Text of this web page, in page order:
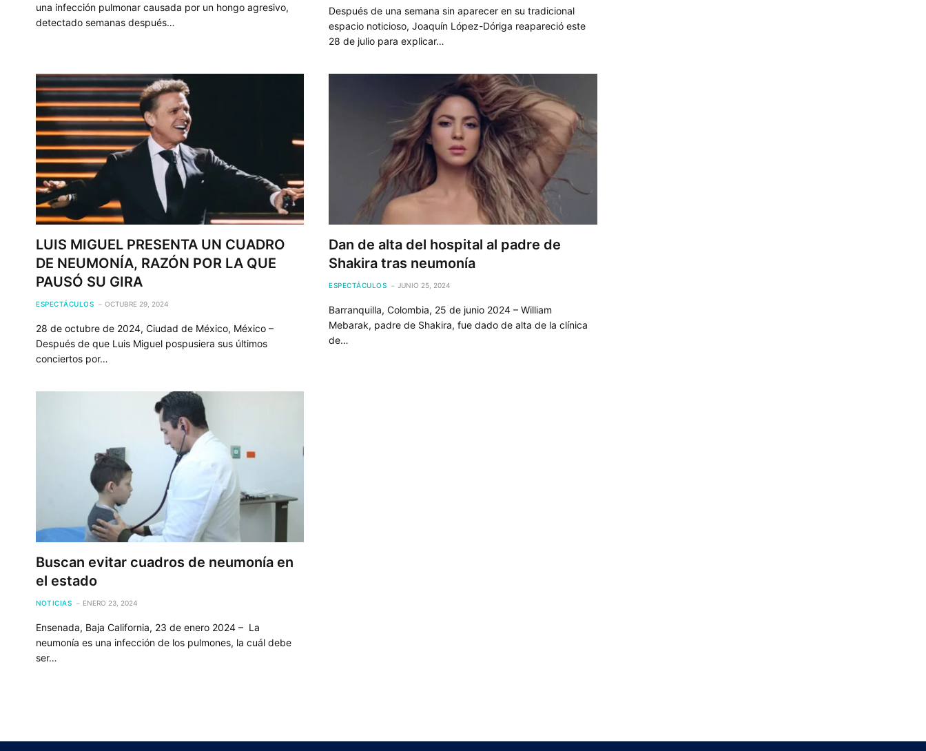
una infección pulmonar causada por un hongo agresivo,
detectado semanas después…
Después de una semana sin aparecer en su tradicional
espacio noticioso, Joaquín López-Dóriga reapareció este
28 de julio para explicar…
LUIS MIGUEL PRESENTA UN CUADRO
DE NEUMONÍA, RAZÓN POR LA QUE
PAUSÓ SU GIRA
ESPECTÁCULOS OCTUBRE 29, 2024
28 de octubre de 2024, Ciudad de México, México –
Después de que Luis Miguel pospusiera sus últimos
conciertos por…
Dan de alta del hospital al padre de
Shakira tras neumonía
ESPECTÁCULOS JUNIO 25, 2024
Barranquilla, Colombia, 25 de junio 2024 – William
Mebarak, padre de Shakira, fue dado de alta de la clínica
de…
Buscan evitar cuadros de neumonía en
el estado
NOTICIAS ENERO 23, 2024
Ensenada, Baja California, 23 de enero 2024 – La
neumonía es una infección de los pulmones, la cuál debe
ser…